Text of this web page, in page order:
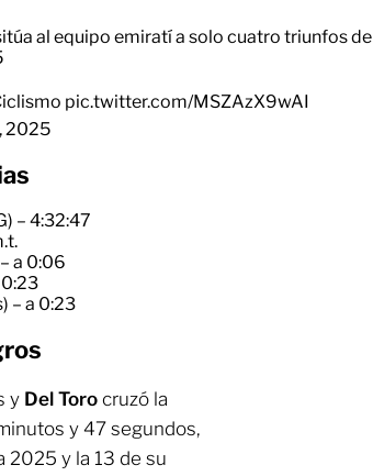
al equipo emiratí a solo cuatro triunfos de
pic.twitter.com/MSZAzX9wAI
2025
– 4:32:47
a 0:06
0:23
– a 0:23
y Del Toro cruzó la
y 47 segundos,
2025 y la 13 de su